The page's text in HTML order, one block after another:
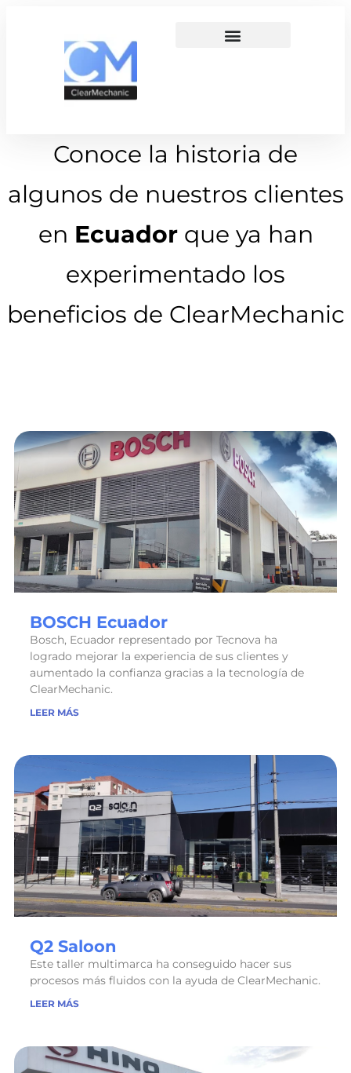
Conoce la historia de
algunos de nuestros clientes
en Ecuador que ya han
experimentado los
beneficios de ClearMechanic
BOSCH Ecuador
Bosch, Ecuador representado por Tecnova ha
logrado mejorar la experiencia de sus clientes y
aumentado la confianza gracias a la tecnología de
ClearMechanic.
LEER MÁS
Q2 Saloon
Este taller multimarca ha conseguido hacer sus
procesos más fluidos con la ayuda de ClearMechanic.
LEER MÁS